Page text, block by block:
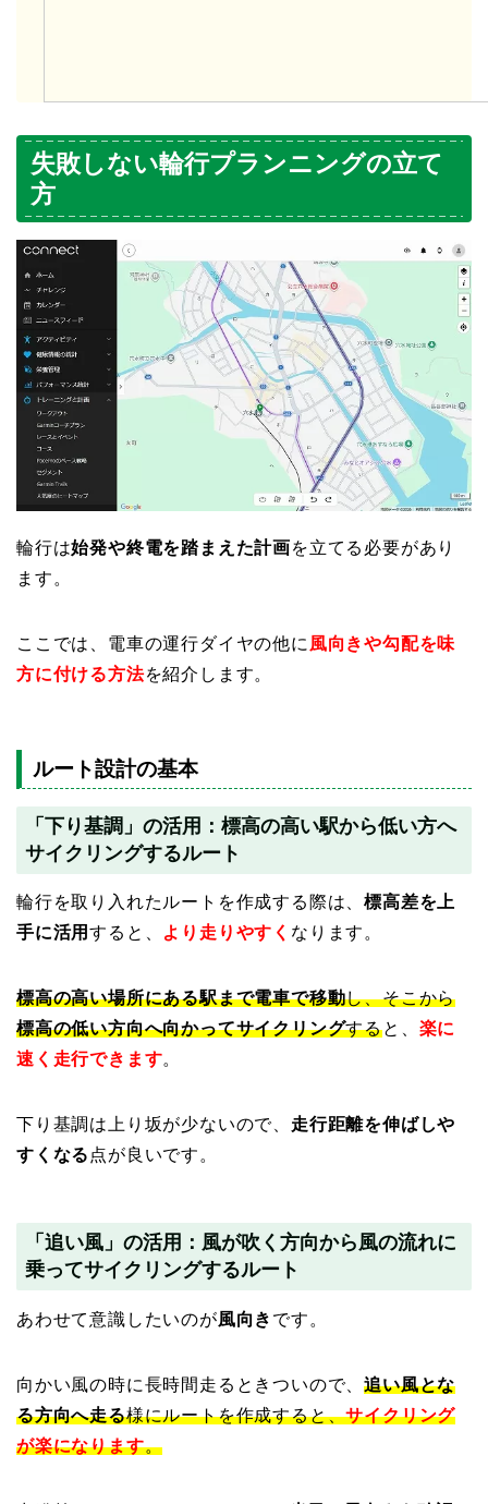
失敗しない輪行プランニングの立て
方
輪行は始発や終電を踏まえた計画を立てる必要があり
ます。
ここでは、電車の運行ダイヤの他に 風向きや勾配を味
方に付ける方法を紹介します。
ルート設計の基本
「下り基調」の活用：標高の高い駅から低い方へ
サイクリングするルート
輪行を取り入れたルートを作成する際は、標高差を上
手に活用すると、 より走りやすく なります。
標高の高い場所にある駅まで電車で移動し、そこから
標高の低い方向へ向かってサイクリングすると、 楽に
速く走行できます。
下り基調は上り坂が少ないので、 走行距離を伸ばしや
すくなる 点が良いです。
「追い風」の活用：風が吹く方向から風の流れに
乗ってサイクリングするルート
あわせて意識したいのが風向き です。
向かい風の時に長時間走るときついので、追い風とな
る方向へ走る様にルートを作成すると、サイクリング
が楽になります。